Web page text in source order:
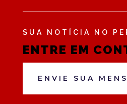
SUA NOTÍCIA NO
ENTRE EM
ENVIE SUA